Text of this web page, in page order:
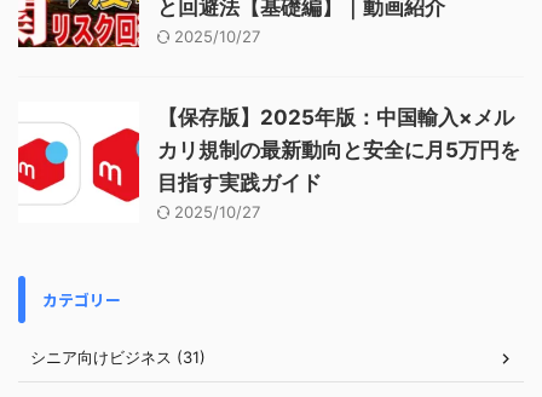
と回避法【基礎編】｜動画紹介
2025/10/27
【保存版】2025年版：中国輸入×メル
カリ規制の最新動向と安全に月5万円を
目指す実践ガイド
2025/10/27
カテゴリー
シニア向けビジネス (31)